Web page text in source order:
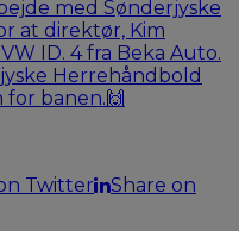
Twitter
Share on